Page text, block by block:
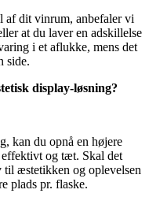
af dit vinrum, anbefaler vi
at du laver en adskillelse
i et aflukke, mens det
side.
display-løsning?
kan du opnå en højere
effektivt og tæt. Skal det
til æstetikken og oplevelsen
plads pr. flaske.